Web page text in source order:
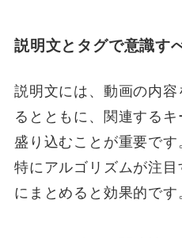
説明文とタグで意識す
説明文には、動画の内
るとともに、関連する
盛り込むことが重要で
特にアルゴリズムが注
にまとめると効果的です